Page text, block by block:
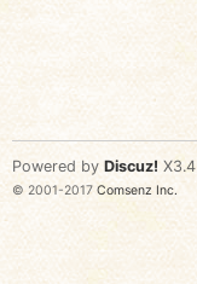
Powered by Discuz! X3.4
© 2001-2017 Comsenz Inc.